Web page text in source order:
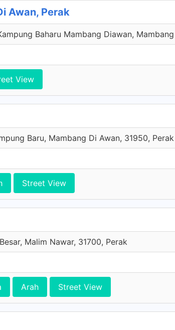
Awan, Perak
Baharu Mambang Diawan,
View
Baru, Mambang Di Awan, 31950, Perak
Street View
Malim Nawar, 31700, Perak
Arah Street View